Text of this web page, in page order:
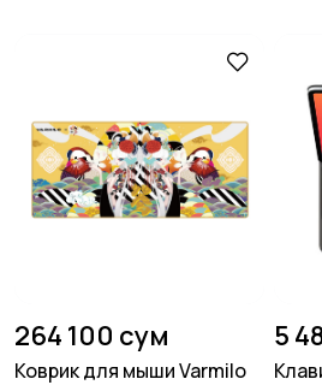
264 100 сум
Коврик для мыши Varmilo
5